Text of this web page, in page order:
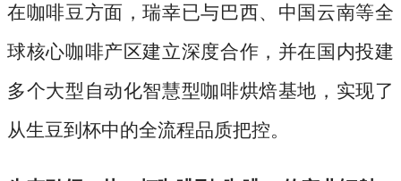
在咖啡豆方面，瑞幸已与巴西、中国云南等全
球核心咖啡产区建立深度合作，并在国内投建
多个大型自动化智慧型咖啡烘焙基地，实现了
从生豆到杯中的全流程品质把控。